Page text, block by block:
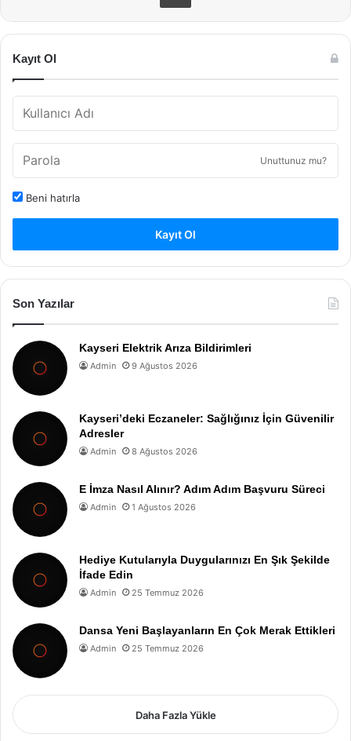
Kayıt Ol
Unuttunuz mu?
Beni hatırla
Kayıt Ol
Son Yazılar
Kayseri Elektrik Arıza Bildirimleri
Admin 9 Ağustos 2026
Kayseri’deki Eczaneler: Sağlığınız İçin Güvenilir
Adresler
Admin 8 Ağustos 2026
E İmza Nasıl Alınır? Adım Adım Başvuru Süreci
Admin 1 Ağustos 2026
Hediye Kutularıyla Duygularınızı En Şık Şekilde
İfade Edin
Admin 25 Temmuz 2026
Dansa Yeni Başlayanların En Çok Merak Ettikleri
Admin 25 Temmuz 2026
Daha Fazla Yükle